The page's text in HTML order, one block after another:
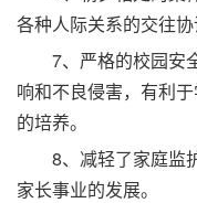
各种人际关系的交往协
7、严格的校园安
响和不良侵害，有利
的培养。
8、减轻了家庭监
家长事业的发展。